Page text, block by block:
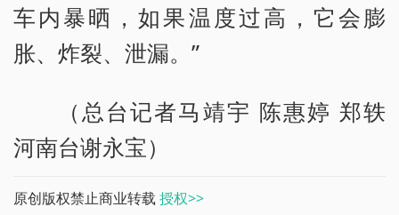
车内暴晒，如果温度过高，它会膨
胀、炸裂、泄漏。”
（总台记者马靖宇 陈惠婷 郑轶
河南台谢永宝）
原创版权禁止商业转载 授权>>